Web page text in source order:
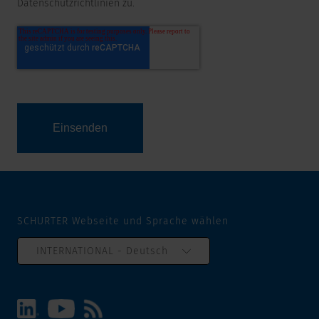
Datenschutzrichtlinien zu.
SCHURTER Webseite und Sprache wählen
INTERNATIONAL - Deutsch